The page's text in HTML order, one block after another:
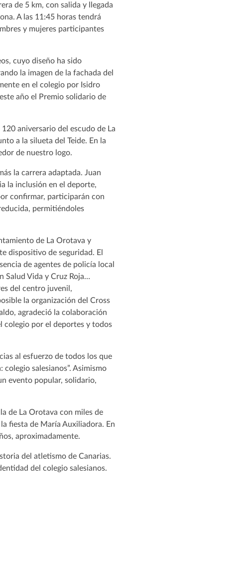
de 5 km, con salida y llegada
A las 11:45 horas tendrá
y mujeres participantes
cuyo diseño ha sido
la imagen de la fachada del
en el colegio por Isidro
año el Premio solidario de
aniversario del escudo de La
a la silueta del Teide. En la
de nuestro logo.
la carrera adaptada. Juan
la inclusión en el deporte,
confirmar, participarán con
permitiéndoles
de La Orotava y
dispositivo de seguridad. El
de agentes de policía local
Salud Vida y Cruz Roja…
del centro juvenil,
la organización del Cross
agradeció la colaboración
colegio por el deportes y todos
al esfuerzo de todos los que
salesianos”. Asimismo
evento popular, solidario,
de La Orotava con miles de
fiesta de María Auxiliadora. En
aproximadamente.
del atletismo de Canarias.
del colegio salesianos.